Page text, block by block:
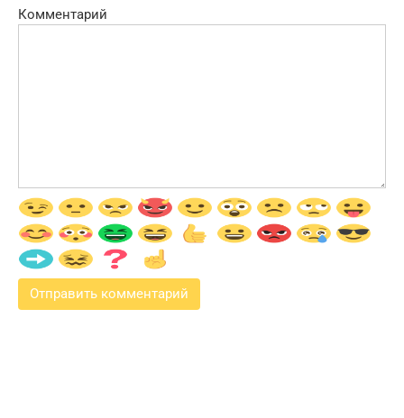
Комментарий